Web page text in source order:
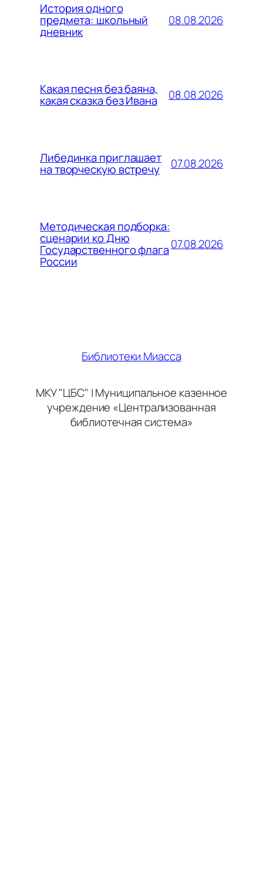
История одного
предмета: школьный
дневник
08.08.2026
Какая песня без баяна,
какая сказка без Ивана 08.08.2026
Либединка приглашает
на творческую встречу 07.08.2026
Методическая подборка:
сценарии ко Дню
Государственного флага
России
07.08.2026
Библиотеки Миасса
МКУ "ЦБС" | Муниципальное казенное
учреждение «Централизованная
библиотечная система»